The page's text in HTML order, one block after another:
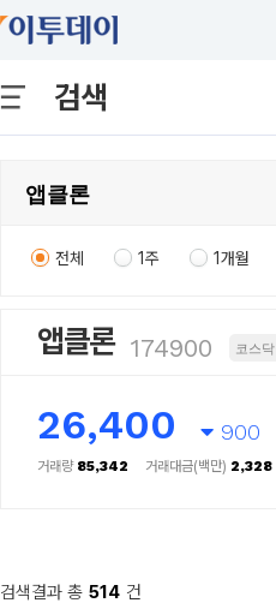
검색
전체 1주 1개월
앱클론 174900 코스닥
26,400 900
거래량 85,342 거래대금(백만) 2,328
검색결과 총 514 건